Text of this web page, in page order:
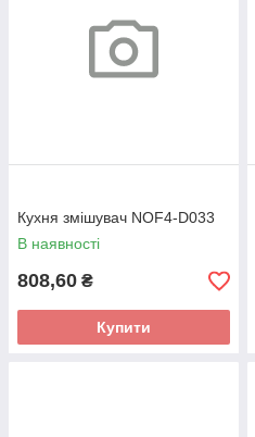
Кухня змішувач NOF4-D033
В наявності
808,60 ₴
Купити